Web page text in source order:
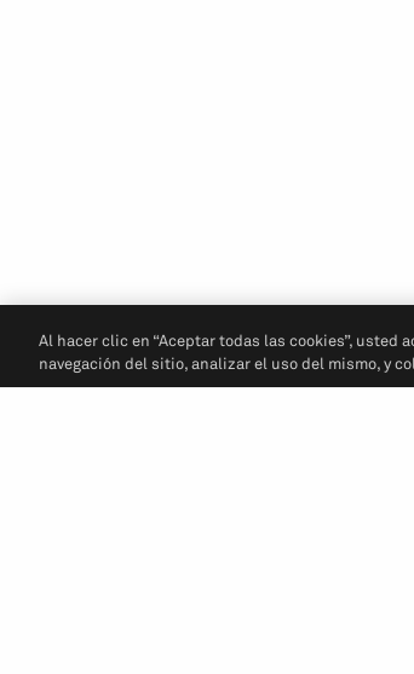
Al hacer clic en “Aceptar todas las cookies”,
navegación del sitio, analizar el uso del mismo, y